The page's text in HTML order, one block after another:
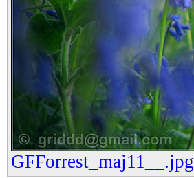
GFForrest_maj11__.jpg